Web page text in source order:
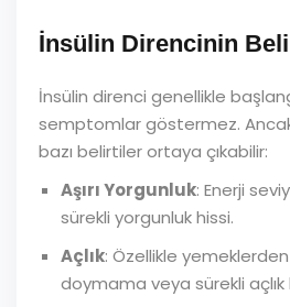
İnsülin Direncinin
İnsülin direnci genellikle
semptomlar göstermez.
bazı belirtiler ortaya çıkabilir:
Aşırı Yorgunluk: Enerji
sürekli yorgunluk hissi.
Açlık: Özellikle
doymama veya sürekli açlık